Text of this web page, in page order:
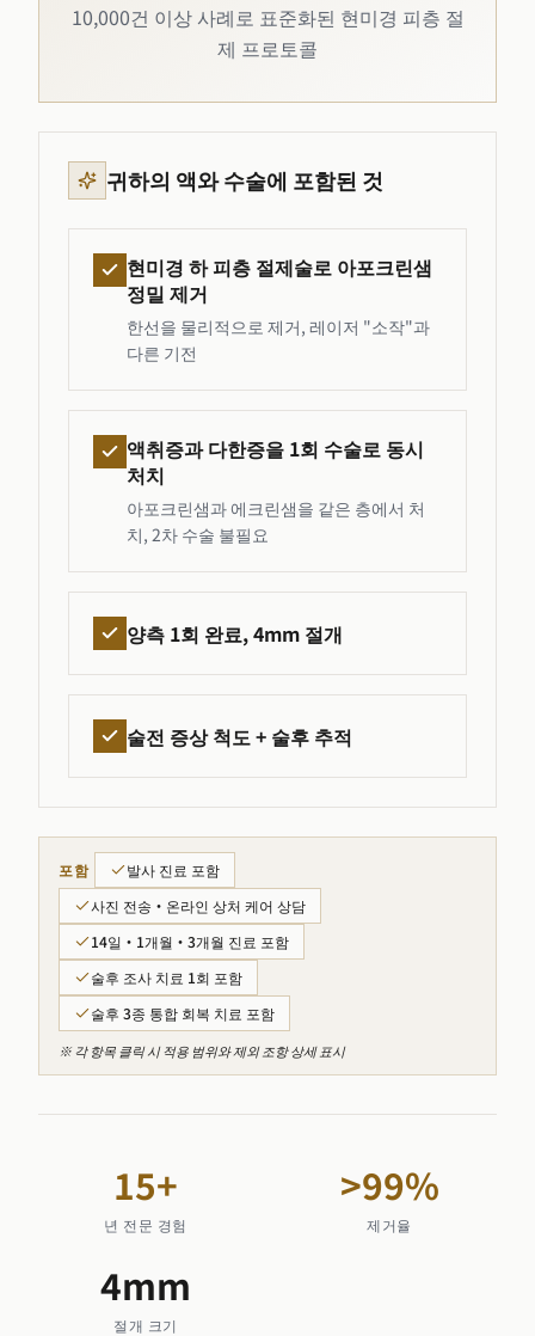
10,000건 이상 사례로 표준화된 현미경 피층 절
제 프로토콜
귀하의 액와 수술에 포함된 것
현미경 하 피층 절제술로 아포크린샘
정밀 제거
한선을 물리적으로 제거, 레이저 "소작"과
다른 기전
액취증과 다한증을 1회 수술로 동시
처치
아포크린샘과 에크린샘을 같은 층에서 처
치, 2차 수술 불필요
양측 1회 완료, 4mm 절개
술전 증상 척도 + 술후 추적
포함
발사 진료 포함
사진 전송·온라인 상처 케어 상담
14일・1개월・3개월 진료 포함
술후 조사 치료 1회 포함
술후 3종 통합 회복 치료 포함
※ 각 항목 클릭 시 적용 범위와 제외 조항 상세 표시
15+
년 전문 경험
>99%
제거율
4mm
절개 크기